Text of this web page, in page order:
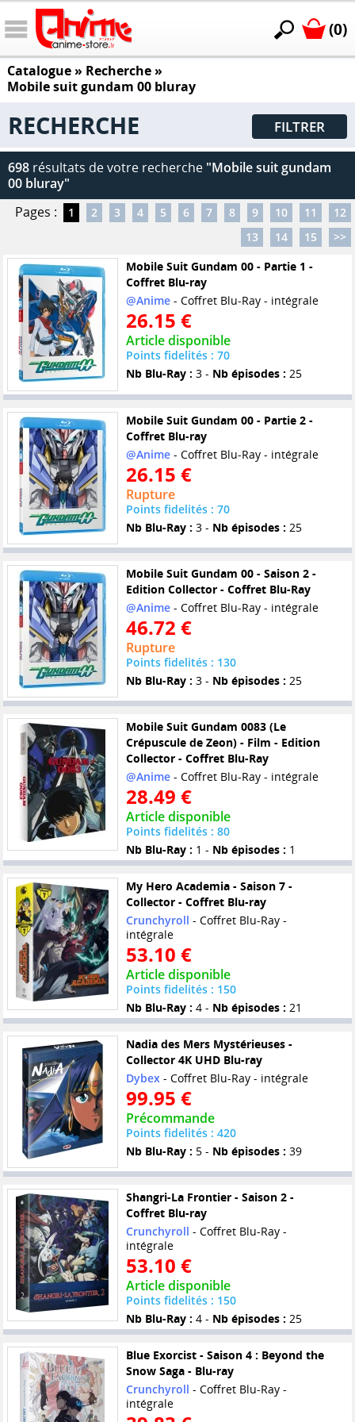
(0)
Catalogue» Recherche »
Mobile suit gundam 00 bluray
RECHERCHE FILTRER
698 résultats de votre recherche "Mobile suit gundam
00 bluray"
Pages :
1 2 3 4 5 6 7 8 9 10 11
12
13
14 15
>>
Mobile Suit Gundam 00 - Partie 1 -
Coffret Blu-ray
@Anime- Coffret Blu-Ray - intégrale
26.15 €
Article disponible
Points fidelités : 70
Nb Blu-Ray : 3 - Nb épisodes : 25
Mobile Suit Gundam 00 - Partie 2 -
Coffret Blu-ray
@Anime- Coffret Blu-Ray - intégrale
26.15 €
Rupture
Points fidelités : 70
Nb Blu-Ray : 3 - Nb épisodes : 25
Mobile Suit Gundam 00 - Saison 2 -
Edition Collector - Coffret Blu-Ray
@Anime- Coffret Blu-Ray - intégrale
46.72 €
Rupture
Points fidelités : 130
Nb Blu-Ray : 3 - Nb épisodes : 25
Mobile Suit Gundam 0083 (Le
Crépuscule de Zeon) - Film - Edition
Collector - Coffret Blu-Ray
@Anime- Coffret Blu-Ray - intégrale
28.49 €
Article disponible
Points fidelités : 80
Nb Blu-Ray : 1 - Nb épisodes : 1
My Hero Academia - Saison 7 -
Collector - Coffret Blu-ray
Crunchyroll - Coffret Blu-Ray -
intégrale
53.10 €
Article disponible
Points fidelités : 150
Nb Blu-Ray : 4 - Nb épisodes : 21
Nadia des Mers Mystérieuses -
Collector 4K UHD Blu-ray
Dybex - Coffret Blu-Ray - intégrale
99.95 €
Précommande
Points fidelités : 420
Nb Blu-Ray : 5 - Nb épisodes : 39
Shangri-La Frontier - Saison 2 -
Coffret Blu-ray
Crunchyroll - Coffret Blu-Ray -
intégrale
53.10 €
Article disponible
Points fidelités : 150
Nb Blu-Ray : 4 - Nb épisodes : 25
Blue Exorcist - Saison 4 : Beyond the
Snow Saga - Blu-ray
Crunchyroll - Coffret Blu-Ray -
intégrale